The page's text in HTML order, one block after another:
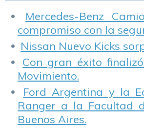
Mercedes-Benz
compromiso con la
Nissan Nuevo Kicks
Con gran éxito
Movimiento.
Ford Argentina y la
Ranger a la Facultad
Buenos Aires.